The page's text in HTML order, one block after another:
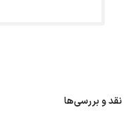
نقد و بررسی‌ها